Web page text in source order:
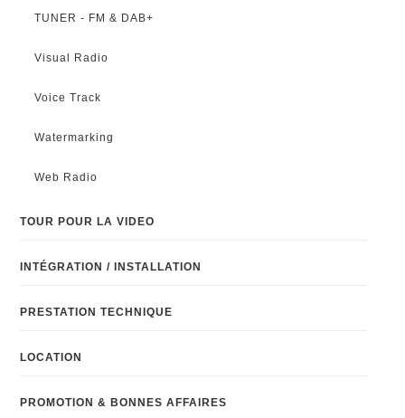
TUNER - FM & DAB+
Visual Radio
Voice Track
Watermarking
Web Radio
TOUR POUR LA VIDEO
INTÉGRATION / INSTALLATION
PRESTATION TECHNIQUE
LOCATION
PROMOTION & BONNES AFFAIRES